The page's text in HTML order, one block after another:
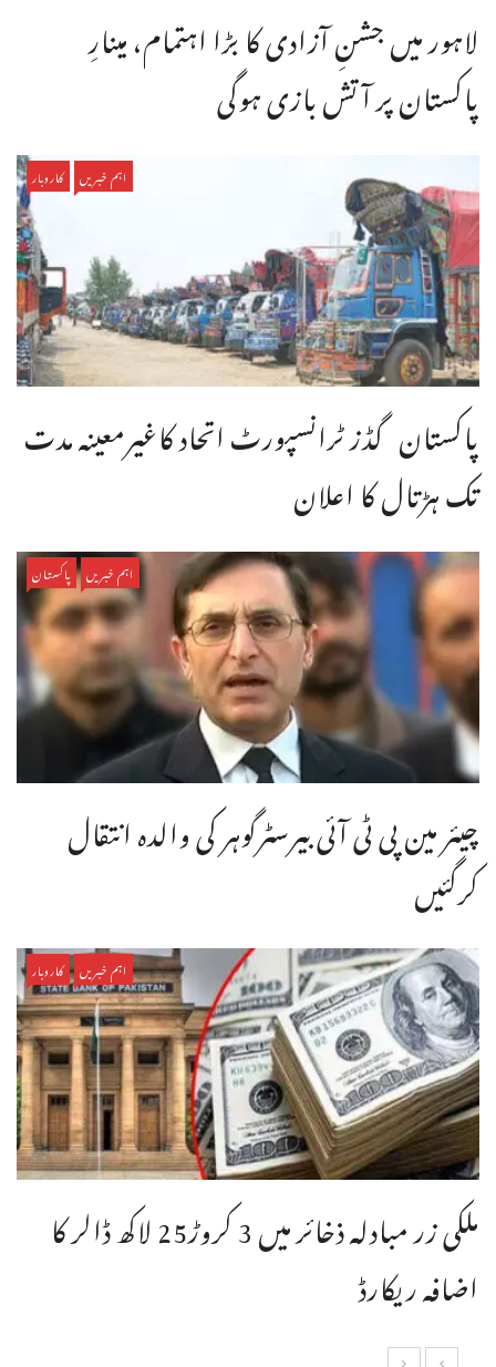
لاہور میں جشنِ آزادی کا بڑا اہتمام، مینارِ
پاکستان پر آتش بازی ہوگی
اہم خبریں کاروبار
پاکستان گڈز ٹرانسپورٹ اتحاد کاغیرمعینہ مدت
تک ہڑتال کا اعلان
اہم خبریں پاکستان
چیئر مین پی ٹی آئی بیرسٹرگوہر کی والدہ انتقال
کرگئیں
اہم خبریں کاروبار
ملکی زر مبادلہ ذخائر میں 3 کروڑ25 لاکھ ڈالر کا
اضافہ ریکارڈ